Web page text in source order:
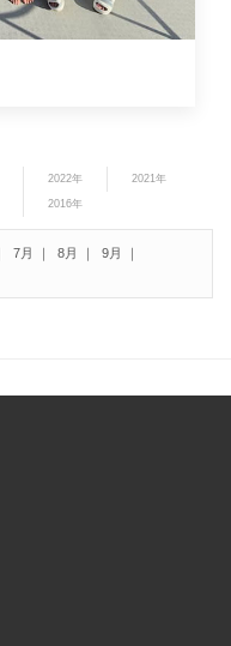
2022年 2021年
2016年
7月 8月
9月